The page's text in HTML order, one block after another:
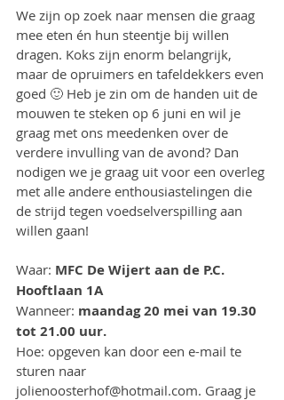
We zijn op zoek naar mensen die graag
mee eten én hun steentje bij willen
dragen. Koks zijn enorm belangrijk,
maar de opruimers en tafeldekkers even
goed 🙂 Heb je zin om de handen uit de
mouwen te steken op 6 juni en wil je
graag met ons meedenken over de
verdere invulling van de avond? Dan
nodigen we je graag uit voor een overleg
met alle andere enthousiastelingen die
de strijd tegen voedselverspilling aan
willen gaan!
Waar: MFC De Wijert aan de P.C.
Hooftlaan 1A
Wanneer: maandag 20 mei van 19.30
tot 21.00 uur.
Hoe: opgeven kan door een e-mail te
sturen naar
jolienoosterhof@hotmail.com. Graag je